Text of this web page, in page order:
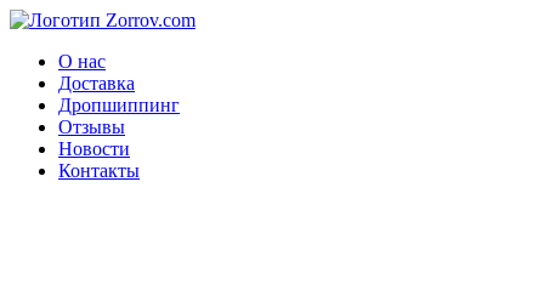
О нас
Доставка
Дропшиппинг
Отзывы
Новости
Контакты